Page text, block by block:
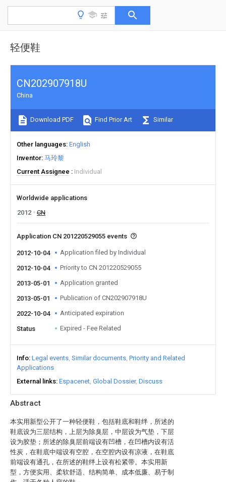
轻便鞋
Abstract
本实用新型公开了一种轻便鞋，包括鞋底和鞋绊，所述的
鞋底设为三层结构，上层为除臭层，中层设为气垫，下层
设为胶垫；所述的除臭层前端设有凹槽，在凹槽内设有活
性炭，在鞋底中端设有空腔，在空腔内设有凉液，在鞋底
前端设有通孔，在所述的鞋绊上设有松紧带。本实用新
型，方便实用、柔软舒适、结构简单、成本低廉、易于制
CN202907918U
China
Download PDF Find Prior Art Similar
Other languages English
Inventor 马玲黎
Current Assignee
Individual
Worldwide applications
2012
CN
Application CN 201220529055 events
2012-10-04 Application filed by Individual
2012-10-04 Priority to CN 201220529055
2013-05-01 Application granted
2013-05-01 Publication of CN202907918U
2022-10-04 Anticipated expiration
Status Expired - Fee Related
Info Legal events Similar documents Priority and Related
Applications
External links Espacenet Global Dossier Discuss